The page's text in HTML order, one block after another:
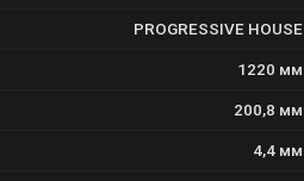
PROGRESSIVE HOUSE
1220 мм
200,8 мм
4,4 мм